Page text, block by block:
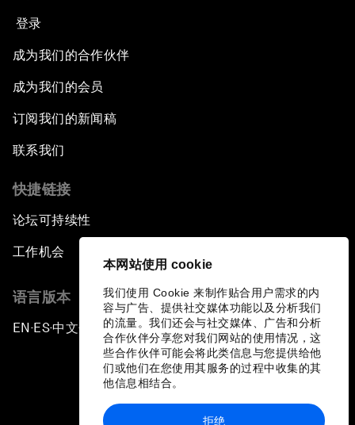
本网站使用 cookie
我们使用 Cookie 来制作贴合用户需求的内
容与广告、提供社交媒体功能以及分析我们
的流量。我们还会与社交媒体、广告和分析
合作伙伴分享您对我们网站的使用情况，这
些合作伙伴可能会将此类信息与您提供给他
们或他们在您使用其服务的过程中收集的其
他信息相结合。
拒绝
登录
成为我们的合作伙伴
成为我们的会员
订阅我们的新闻稿
联系我们
快捷链接
论坛可持续性
工作机会
语言版本
EN ▪ ES▪中文▪ 日本語